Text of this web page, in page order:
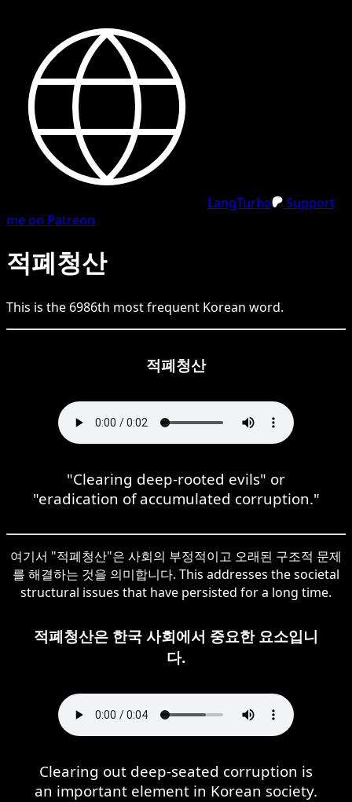
LangTurbo
Support
me on Patreon
적폐청산
This is the 6986th most frequent Korean word.
적폐청산
"Clearing deep-rooted evils" or
"eradication of accumulated corruption."
여기서 "적폐청산"은 사회의 부정적이고 오래된 구조적 문제
를 해결하는 것을 의미합니다. This addresses the societal
structural issues that have persisted for a long time.
적폐청산은 한국 사회에서 중요한 요소입니
다.
Clearing out deep-seated corruption is
an important element in Korean society.